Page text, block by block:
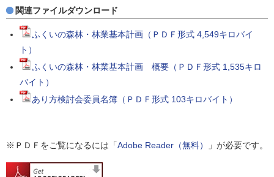
関連ファイルダウンロード
ふくいの森林・林業基本計画（ＰＤＦ形式 4,549キロバイ
ト）
ふくいの森林・林業基本計画 概要（ＰＤＦ形式 1,535キロ
バイト）
あり方検討会委員名簿（ＰＤＦ形式 103キロバイト）
※ＰＤＦをご覧になるには「Adobe Reader（無料） 」が必要です。